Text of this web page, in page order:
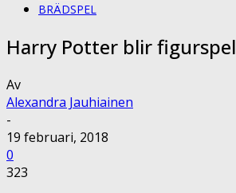
BRÄDSPEL
Harry Potter blir figurspel
Av
Alexandra Jauhiainen
-
19 februari, 2018
0
323